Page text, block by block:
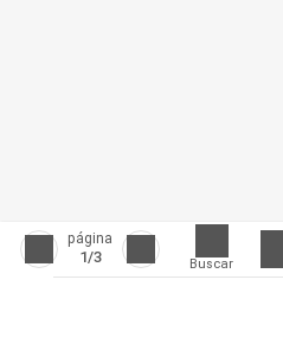
página
1/3 Buscar